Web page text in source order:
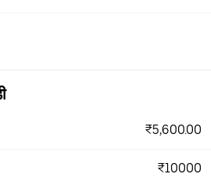
₹5,600.00
₹10000